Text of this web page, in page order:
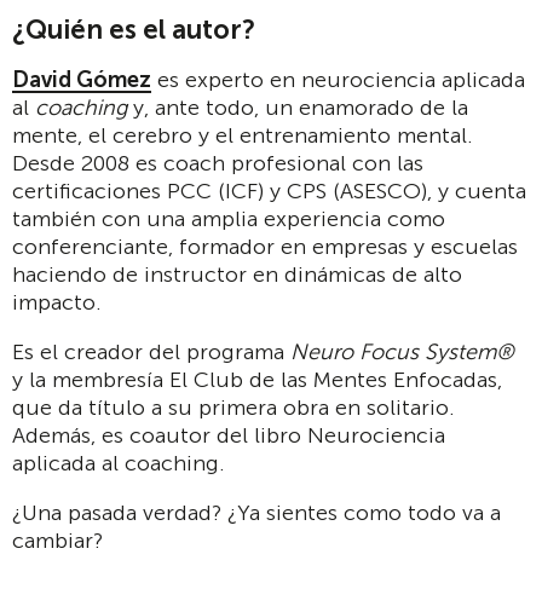
¿Quién es el autor?
David Gómez es experto en neurociencia aplicada
al coachingy, ante todo, un enamorado de la
mente, el cerebro y el entrenamiento mental.
Desde 2008 es coach profesional con las
certificaciones PCC (ICF) y CPS (ASESCO), y cuenta
también con una amplia experiencia como
conferenciante, formador en empresas y escuelas
haciendo de instructor en dinámicas de alto
impacto.
Es el creador del programa Neuro Focus System®
y la membresía El Club de las Mentes Enfocadas,
que da título a su primera obra en solitario.
Además, es coautor del libro Neurociencia
aplicada al coaching.
¿Una pasada verdad? ¿Ya sientes como todo va a
cambiar?